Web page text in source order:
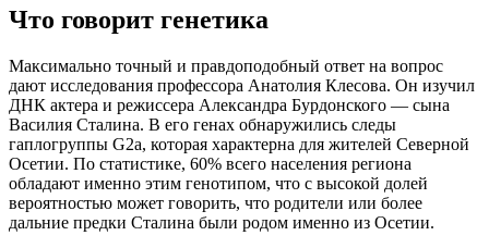
Что говорит генетика
Максимально точный и правдоподобный ответ на вопрос
дают исследования профессора Анатолия Клесова. Он изучил
ДНК актера и режиссера Александра Бурдонского — сына
Василия Сталина. В его генах обнаружились следы
гаплогруппы G2а, которая характерна для жителей Северной
Осетии. По статистике, 60% всего населения региона
обладают именно этим генотипом, что с высокой долей
вероятностью может говорить, что родители или более
дальние предки Сталина были родом именно из Осетии.